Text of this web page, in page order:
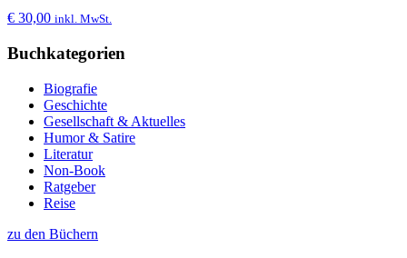
€ 30,00 inkl. MwSt.
Buchkategorien
Biografie
Geschichte
Gesellschaft & Aktuelles
Humor & Satire
Literatur
Non-Book
Ratgeber
Reise
zu den Büchern